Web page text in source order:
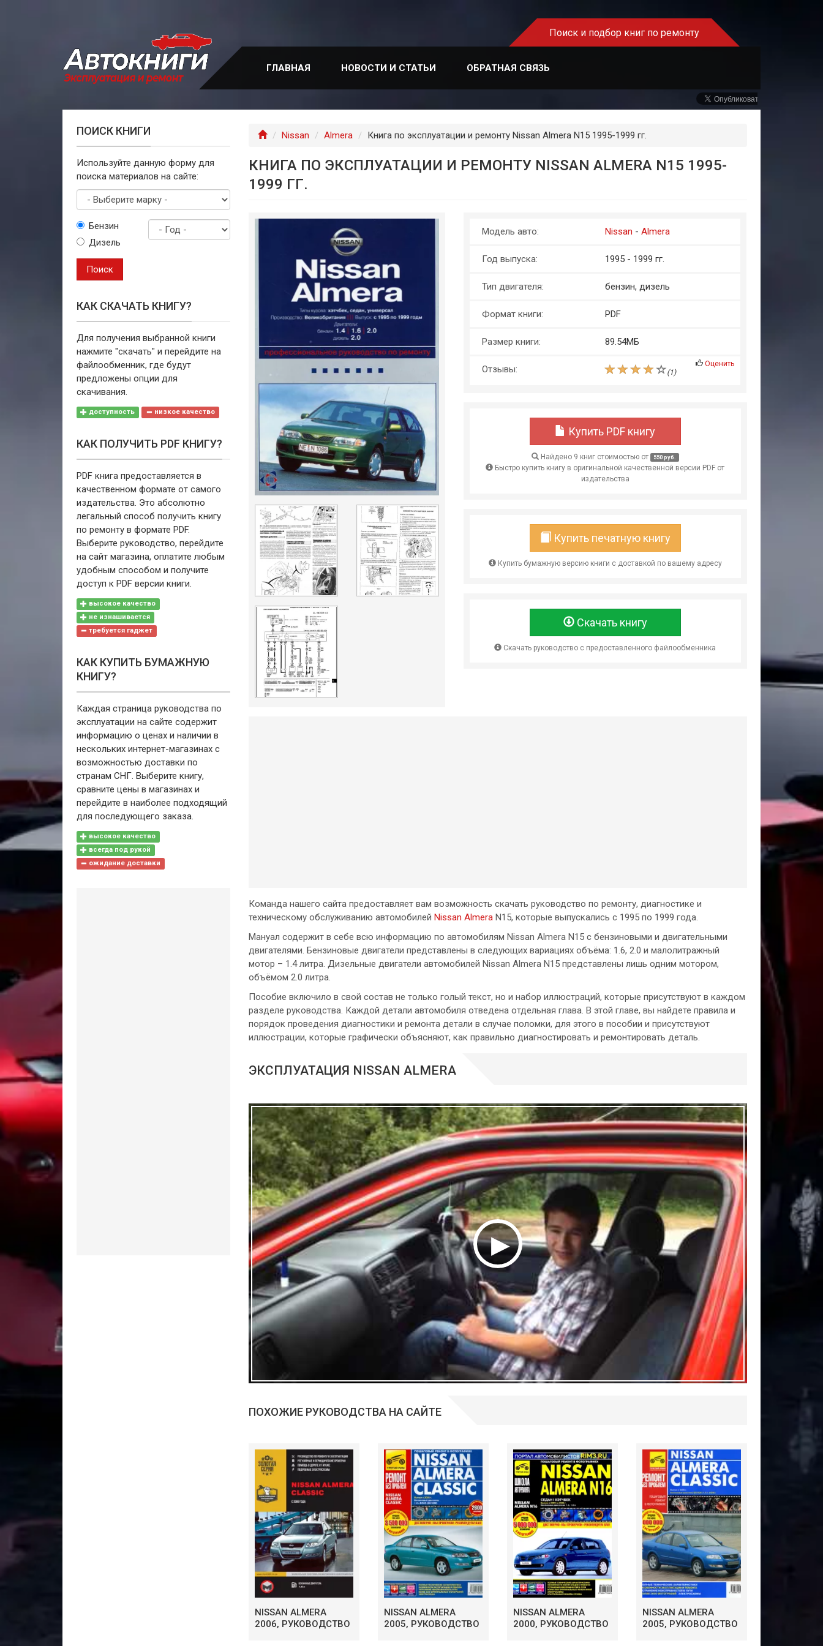
Поиск и подбор книг по ремонту
ГЛАВНАЯ НОВОСТИ И СТАТЬИ ОБРАТНАЯ СВЯЗЬ
Главная
Nissan Almera Книга по эксплуатации и ремонту Nissan Almera N15 1995-1999 гг.
КНИГА ПО ЭКСПЛУАТАЦИИ И РЕМОНТУ NISSAN ALMERA N15 1995-
1999 ГГ.
Модель авто: Nissan -Almera
Год выпуска: 1995 - 1999 гг.
Тип двигателя: бензин, дизель
Формат книги: PDF
Размер книги: 89.54МБ
Отзывы: (1)
Оценить
Купить PDF книгу
Найдено 9 книг стоимостью от 550 руб.
Быстро купить книгу в оригинальной качественной версии PDF от
издательства
Купить печатную книгу
Купить бумажную версию книги с доставкой по вашему адресу
Скачать книгу
Скачать руководство с предоставленного файлообменника
Команда нашего сайта предоставляет вам возможность скачать руководство по ремонту, диагностике и
техническому обслуживанию автомобилей Nissan AlmeraN15, которые выпускались с 1995 по 1999 года.
Мануал содержит в себе всю информацию по автомобилям Nissan Almera N15 с бензиновыми и двигательными
двигателями. Бензиновые двигатели представлены в следующих вариациях объёма: 1.6, 2.0 и малолитражный
мотор – 1.4 литра. Дизельные двигатели автомобилей Nissan Almera N15 представлены лишь одним мотором,
объёмом 2.0 литра.
Пособие включило в свой состав не только голый текст, но и набор иллюстраций, которые присутствуют в каждом
разделе руководства. Каждой детали автомобиля отведена отдельная глава. В этой главе, вы найдете правила и
порядок проведения диагностики и ремонта детали в случае поломки, для этого в пособии и присутствуют
иллюстрации, которые графически объясняют, как правильно диагностировать и ремонтировать деталь.
ЭКСПЛУАТАЦИЯ NISSAN ALMERA
ПОХОЖИЕ РУКОВОДСТВА НА САЙТЕ
NISSAN ALMERA
2006, РУКОВОДСТВО
NISSAN ALMERA
2005, РУКОВОДСТВО
NISSAN ALMERA
2000, РУКОВОДСТВО
NISSAN ALMERA
2005, РУКОВОДСТВО
ПОИСК КНИГИ
Используйте данную форму для
поиска материалов на сайте:
маркуБензин
Дизель
Поиск
КАК СКАЧАТЬ КНИГУ?
Для получения выбранной книги
нажмите "скачать" и перейдите на
файлообменник, где будут
предложены опции для
скачивания.
доступность низкое качество
КАК ПОЛУЧИТЬ PDF КНИГУ?
PDF книга предоставляется в
качественном формате от самого
издательства. Это абсолютно
легальный способ получить книгу
по ремонту в формате PDF.
Выберите руководство, перейдите
на сайт магазина, оплатите любым
удобным способом и получите
доступ к PDF версии книги.
высокое качество
не изнашивается
требуется гаджет
КАК КУПИТЬ БУМАЖНУЮ
КНИГУ?
Каждая страница руководства по
эксплуатации на сайте содержит
информацию о ценах и наличии в
нескольких интернет-магазинах с
возможностью доставки по
странам СНГ. Выберите книгу,
сравните цены в магазинах и
перейдите в наиболее подходящий
для последующего заказа.
высокое качество
всегда под рукой
ожидание доставки